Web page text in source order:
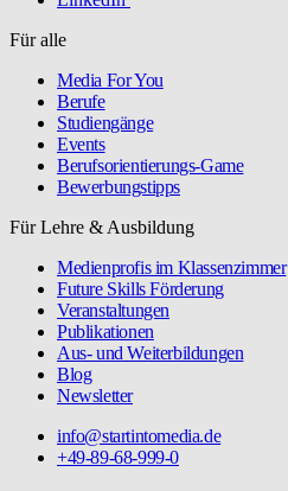
Für alle
Media For You
Berufe
Studiengänge
Events
Berufsorientierungs-Game
Bewerbungstipps
Für Lehre & Ausbildung
Medienprofis im Klassenzimmer
Future Skills Förderung
Veranstaltungen
Publikationen
Aus- und Weiterbildungen
Blog
Newsletter
info@startintomedia.de
+49-89-68-999-0